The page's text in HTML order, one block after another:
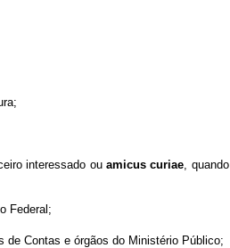
interessado ouamicus curiae,
Federal;
Contas e órgãos do Ministério Público;